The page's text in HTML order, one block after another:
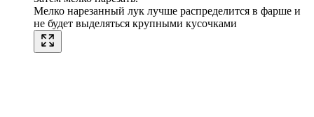
Мелко нарезанный лук лучше распределится в фарше и
не будет выделяться крупными кусочками